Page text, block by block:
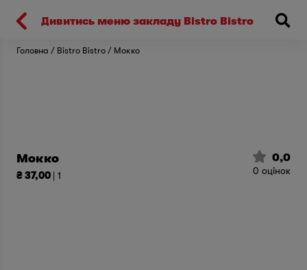
Киев
Головна Bistro Bistro Мокко
Дивитись меню закладу Bistro Bistro
Мокко
₴ 37,00 | 1
0,0
0 оцінок